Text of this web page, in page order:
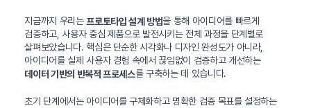
지금까지 우리는 프로토타입 설계 방법을 통해 아이디어를 빠르게
검증하고, 사용자 중심 제품으로 발전시키는 전체 과정을 단계별로
살펴보았습니다. 핵심은 단순한 시각화나 디자인 완성도가 아니라,
아이디어를 실제 사용자 경험 속에서 끊임없이 검증하고 개선하는
데이터 기반의 반복적 프로세스를 구축하는 데 있습니다.
초기 단계에서는 아이디어를 구체화하고 명확한 검증 목표를 설정하는